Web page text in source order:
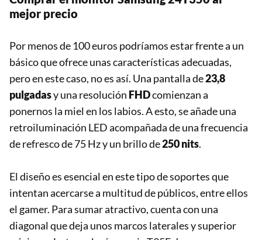
mejor precio
Por menos de 100 euros podríamos estar frente a un
básico que ofrece unas características adecuadas,
pero en este caso, no es así. Una pantalla de23,8
pulgadasy una resolución FHDcomienzan a
ponernos la miel en los labios. A esto, se añade una
retroiluminación LED acompañada de una frecuencia
de refresco de 75 Hz y un brillo de250 nits.
El diseño es esencial en este tipo de soportes que
intentan acercarse a multitud de públicos, entre ellos
el gamer. Para sumar atractivo, cuenta con una
diagonal que deja unos marcos laterales y superior